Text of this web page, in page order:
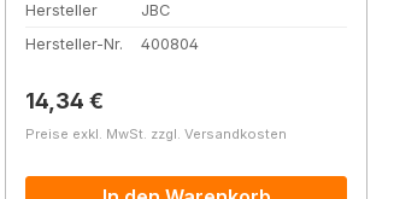
Hersteller
JBC
Hersteller-Nr.
400804
Regulärer Preis:
14,34 €
Preise exkl. MwSt. zzgl. Versandkosten